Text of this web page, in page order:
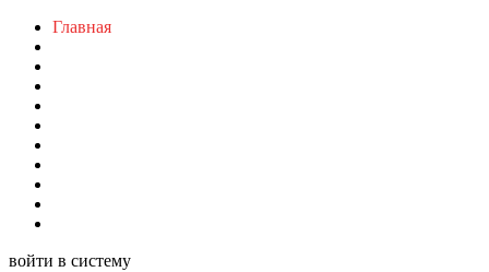
Главная
войти в систему